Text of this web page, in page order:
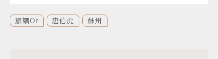
旅讀Or 唐伯虎 蘇州